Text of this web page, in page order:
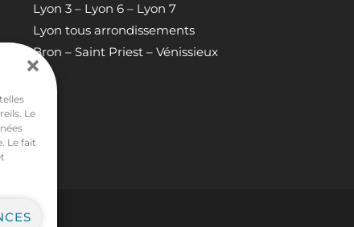
Le
Le fait
Lyon 3 – Lyon 6 – Lyon 7
Lyon tous arrondissements
Bron – Saint Priest – Vénissieux